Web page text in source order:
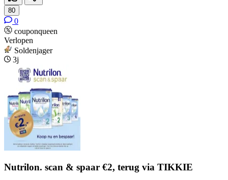
80
0
couponqueen
Verlopen
Soldenjager
3j
Nutrilon. scan & spaar €2, terug via TIKKIE